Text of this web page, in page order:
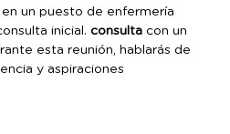
un puesto de enfermería
inicial. consulta con un
esta reunión, hablarás de
y aspiraciones